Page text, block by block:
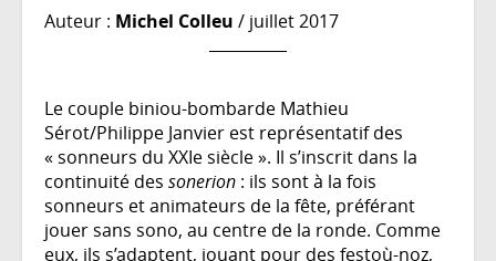
Auteur : Michel Colleu / juillet 2017
Le couple biniou-bombarde Mathieu
Sérot/Philippe Janvier est représentatif des
« sonneurs du XXIe siècle ». Il s’inscrit dans la
continuité des sonerion : ils sont à la fois
sonneurs et animateurs de la fête, préférant
jouer sans sono, au centre de la ronde. Comme
eux, ils s’adaptent, jouant pour des festoù-noz,